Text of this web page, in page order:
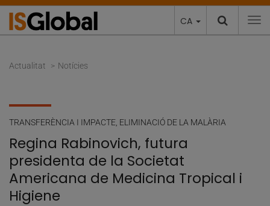
CA
Actualitat Notícies
TRANSFERÈNCIA I IMPACTE ELIMINACIÓ DE LA MALÀRIA
Regina Rabinovich, futura
presidenta de la Societat
Americana de Medicina Tropical i
Higiene